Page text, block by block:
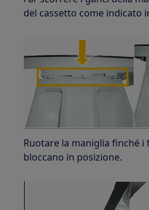
del cassetto come indicato
Ruotare la maniglia finché
bloccano in posizione.